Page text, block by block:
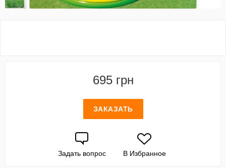
695 грн
ЗАКАЗАТЬ
Задать вопрос В Избранное